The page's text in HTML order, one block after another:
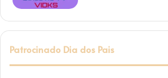
Patrocinado Dia dos Pais